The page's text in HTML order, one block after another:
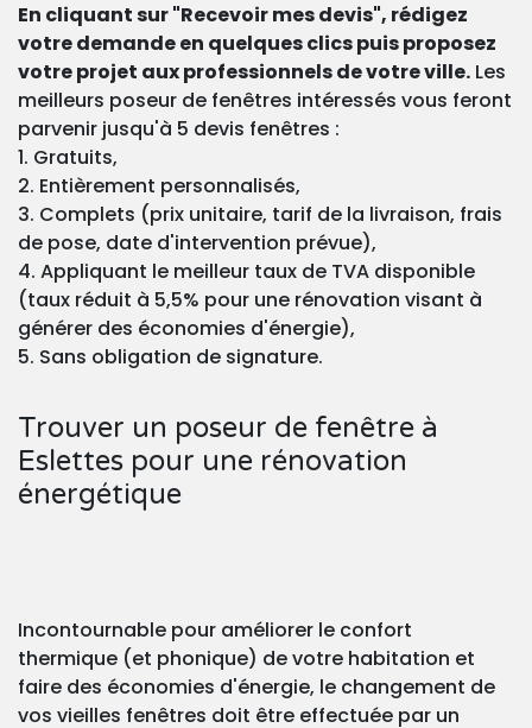
En cliquant sur "Recevoir mes devis", rédigez
votre demande en quelques clics puis proposez
votre projet aux professionnels de votre ville. Les
meilleurs poseur de fenêtres intéressés vous feront
parvenir jusqu'à 5 devis fenêtres :
1. Gratuits,
2. Entièrement personnalisés,
3. Complets (prix unitaire, tarif de la livraison, frais
de pose, date d'intervention prévue),
4. Appliquant le meilleur taux de TVA disponible
(taux réduit à 5,5% pour une rénovation visant à
générer des économies d'énergie),
5. Sans obligation de signature.
Trouver un poseur de fenêtre à
Eslettes pour une rénovation
énergétique
Incontournable pour améliorer le confort
thermique (et phonique) de votre habitation et
faire des économies d'énergie, le changement de
vos vieilles fenêtres doit être effectuée par un